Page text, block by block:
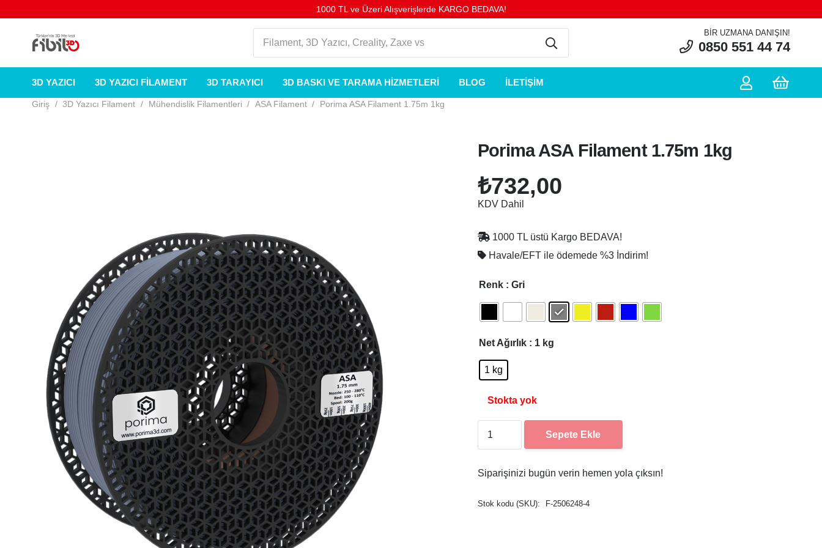
1000 TL ve Üzeri Alışverişlerde KARGO BEDAVA!
BIR UZMANA DANIŞIN!
0850 551 44 74
3D YAZICI 3D YAZICI FILAMENT 3D TARAYICI 3D BASKI VE TARAMA HIZMETLERI BLOG İLETIŞIM
Giriş / 3D Yazıcı Filament / Mühendislik Filamentleri / ASA Filament / Porima ASA Filament 1.75m 1kg
Porima ASA Filament 1.75m 1kg
₺732,00
KDV Dahil
1000 TL üstü Kargo BEDAVA!
Havale/EFT ile ödemede%3 İndirim!
Renk : Gri
Net Ağırlık : 1 kg
1 kg
Stokta yok
Porima
ASA
1kg
Sepete Ekle
14 Gün İçinde Kolay İade
Siparişinizi bugün verin hemen yola çıksın
!
Stok kodu (SKU): F-2506248-4